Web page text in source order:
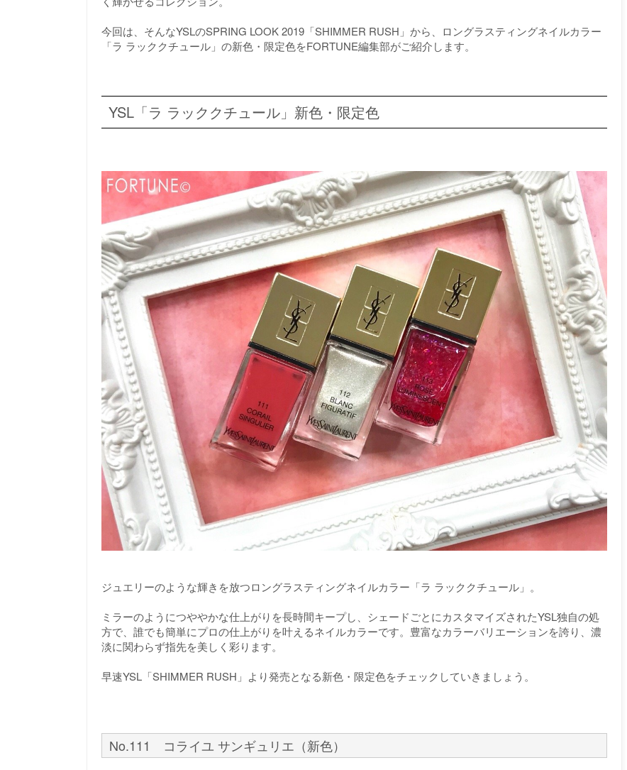
今回は、そんなYSLのSPRING LOOK 2019「SHIMMER RUSH」から、ロングラスティングネイルカラー
「ラ ラッククチュール」の新色・限定色をFORTUNE編集部がご紹介します。
YSL「ラ ラッククチュール」新色・限定色
ジュエリーのような輝きを放つロングラスティングネイルカラー「ラ ラッククチュール」。
ミラーのようにつややかな仕上がりを長時間キープし、シェードごとにカスタマイズされたYSL独自の処
方で、誰でも簡単にプロの仕上がりを叶えるネイルカラーです。豊富なカラーバリエーションを誇り、濃
淡に関わらず指先を美しく彩ります。
早速YSL「SHIMMER RUSH」より発売となる新色・限定色をチェックしていきましょう。
No.111 コライユ サンギュリエ（新色）